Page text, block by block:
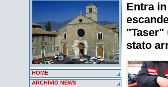
HOME
ARCHIVIO NEWS
Entra
"Taser"
stato